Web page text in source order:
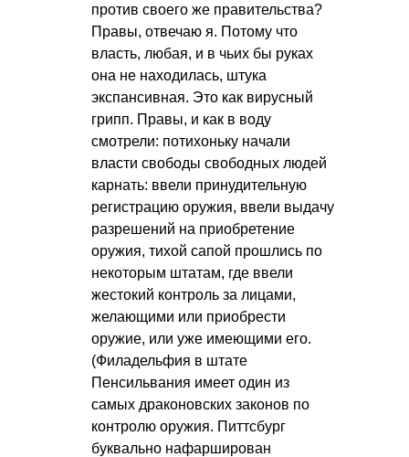
против своего же правительства?
Правы, отвечаю я. Потому что
власть, любая, и в чьих бы руках
она не находилась, штука
экспансивная. Это как вирусный
грипп. Правы, и как в воду
смотрели: потихоньку начали
власти свободы свободных людей
карнать: ввели принудительную
регистрацию оружия, ввели выдачу
разрешений на приобретение
оружия, тихой сапой прошлись по
некоторым штатам, где ввели
жестокий контроль за лицами,
желающими или приобрести
оружие, или уже имеющими его.
(Филадельфия в штате
Пенсильвания имеет один из
самых драконовских законов по
контролю оружия. Питтсбург
буквально нафарширован